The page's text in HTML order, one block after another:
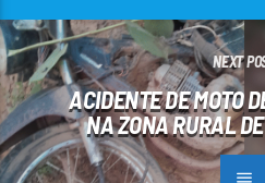
NEXT
ACIDENTE DE MOTO
NA ZONA RURAL